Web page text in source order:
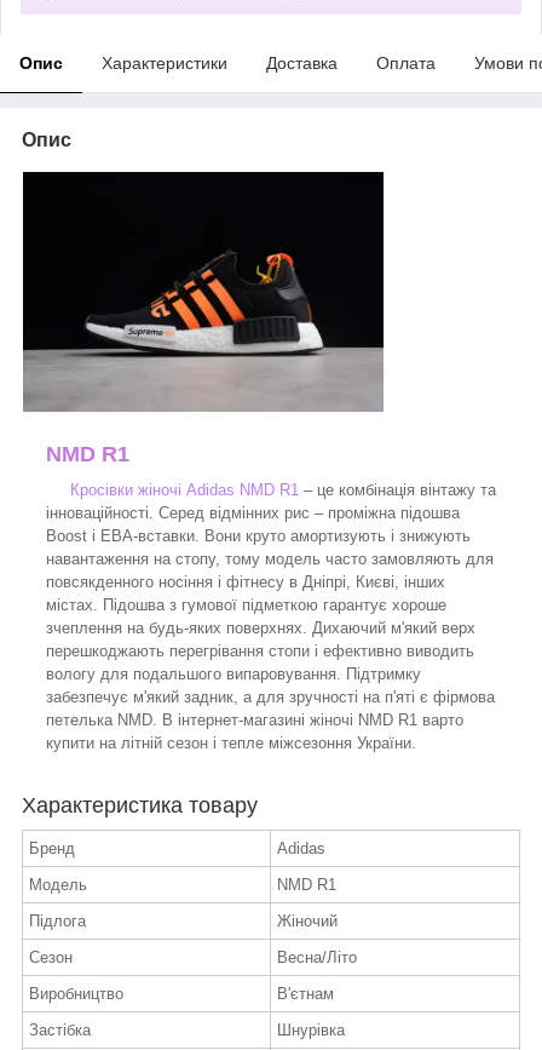
Опис Характеристики Доставка Оплата Умови
Опис
NMD R1
Кросівки жіночі Adidas NMD R1 – це комбінація вінтажу та
інноваційності. Серед відмінних рис – проміжна підошва
Boost і ЕВА-вставки. Вони круто амортизують і знижують
навантаження на стопу, тому модель часто замовляють для
повсякденного носіння і фітнесу в Дніпрі, Києві, інших
містах. Підошва з гумової підметкою гарантує хороше
зчеплення на будь-яких поверхнях. Дихаючий м'який верх
перешкоджають перегрівання стопи і ефективно виводить
вологу для подальшого випаровування. Підтримку
забезпечує м'який задник, а для зручності на п'яті є фірмова
петелька NMD. В інтернет-магазині жіночі NMD R1 варто
купити на літній сезон і тепле міжсезоння України.
Характеристика товару
Бренд
Adidas
Модель
NMD R1
Підлога
Жіночий
Сезон
Весна/Літо
Виробництво
В'єтнам
Застібка
Шнурівка